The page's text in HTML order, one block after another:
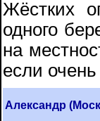
Жёстких
одного
на
если
Александр